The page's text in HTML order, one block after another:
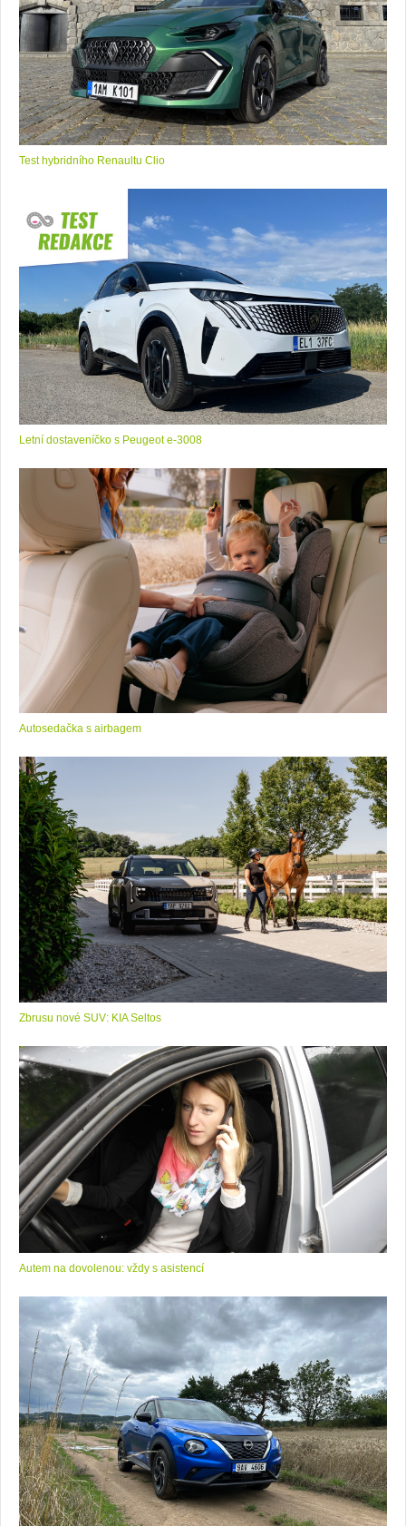
Test hybridního Renaultu Clio
Letní dostaveníčko s Peugeot e-3008
Autosedačka s airbagem
Zbrusu nové SUV: KIA Seltos
Autem na dovolenou: vždy s asistencí